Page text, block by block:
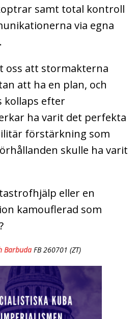
samt total kontroll
via egna
oss att stormakterna
att ha en plan, och
efter
ha varit det perfekta
förstärkning som
skulle ha varit
eller en
kamouflerad som
Barbuda FB 260701 (ZT)